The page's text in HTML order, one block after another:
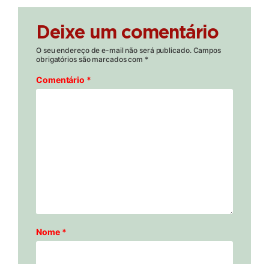
Deixe um comentário
O seu endereço de e-mail não será publicado. Campos
obrigatórios são marcados com *
Comentário *
Nome *